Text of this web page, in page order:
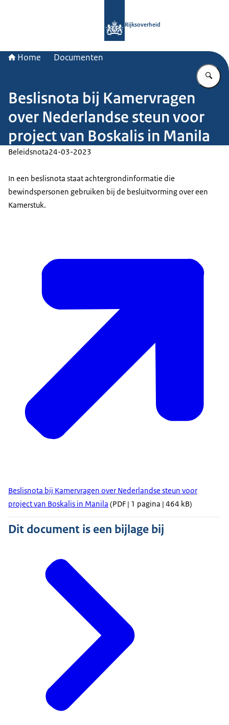
Rijksoverheid
Home Documenten
Beslisnota bij Kamervragen
over Nederlandse steun voor
project van Boskalis in Manila
Beleidsnota24-03-2023
In een beslisnota staat achtergrondinformatie die
bewindspersonen gebruiken bij de besluitvorming over een
Kamerstuk.
Beslisnota bij Kamervragen over Nederlandse steun voor
project van Boskalis in Manila (PDF | 1 pagina | 464 kB)
Dit document is een bijlage bij